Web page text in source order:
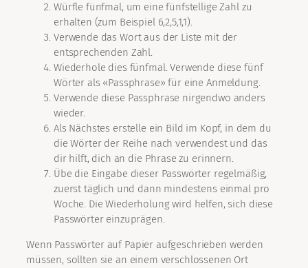
Würfle fünfmal, um eine fünfstellige Zahl zu
erhalten (zum Beispiel 6,2,5,1,1).
Verwende das Wort aus der Liste mit der
entsprechenden Zahl.
Wiederhole dies fünfmal. Verwende diese fünf
Wörter als «Passphrase» für eine Anmeldung.
Verwende diese Passphrase nirgendwo anders
wieder.
Als Nächstes erstelle ein Bild im Kopf, in dem du
die Wörter der Reihe nach verwendest und das
dir hilft, dich an die Phrase zu erinnern.
Übe die Eingabe dieser Passwörter regelmäßig,
zuerst täglich und dann mindestens einmal pro
Woche. Die Wiederholung wird helfen, sich diese
Passwörter einzuprägen.
Wenn Passwörter auf Papier aufgeschrieben werden
müssen, sollten sie an einem verschlossenen Ort